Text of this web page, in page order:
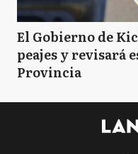
El Gobierno de
peajes y revisará
Provincia